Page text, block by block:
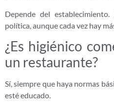
Depende del
política, aunque cada vez hay
¿Es higiénico
un restaurante?
Sí, siempre que haya normas
esté educado.